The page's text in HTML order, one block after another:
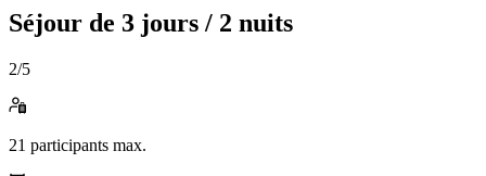
Séjour de 3 jours / 2 nuits
2/5
21 participants max.